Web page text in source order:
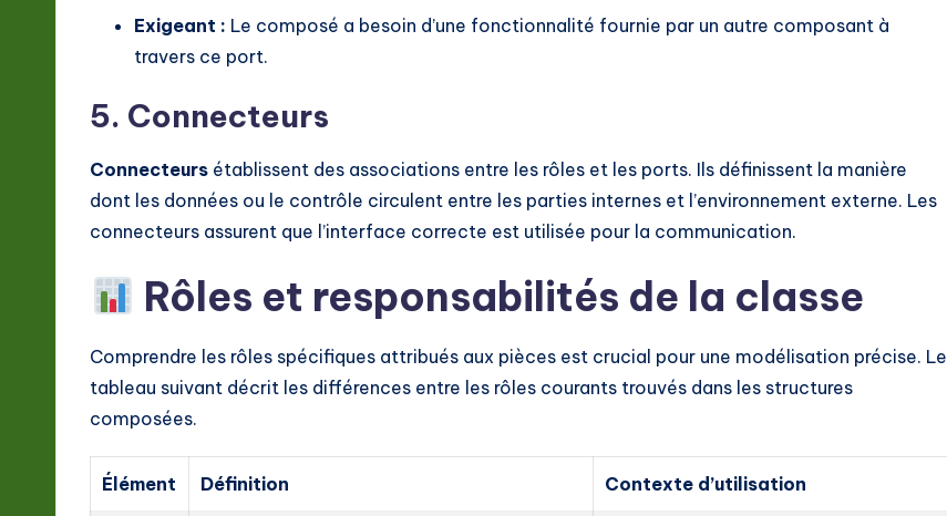
Exigeant : Le composé a besoin d’une fonctionnalité fournie par un autre composant à
travers ce port.
5. Connecteurs
Connecteurs établissent des associations entre les rôles et les ports. Ils définissent la manière
dont les données ou le contrôle circulent entre les parties internes et l’environnement externe. Les
connecteurs assurent que l’interface correcte est utilisée pour la communication.
Rôles et responsabilités de la classe
Comprendre les rôles spécifiques attribués aux pièces est crucial pour une modélisation précise. Le
tableau suivant décrit les différences entre les rôles courants trouvés dans les structures
composées.
Élément Définition Contexte d’utilisation